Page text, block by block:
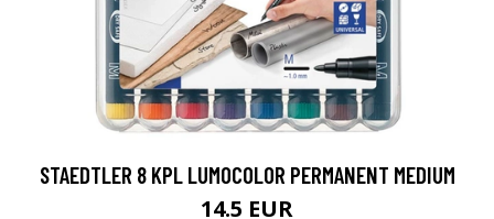
STAEDTLER 8 KPL LUMOCOLOR PERMANENT MEDIUM
14.5 EUR